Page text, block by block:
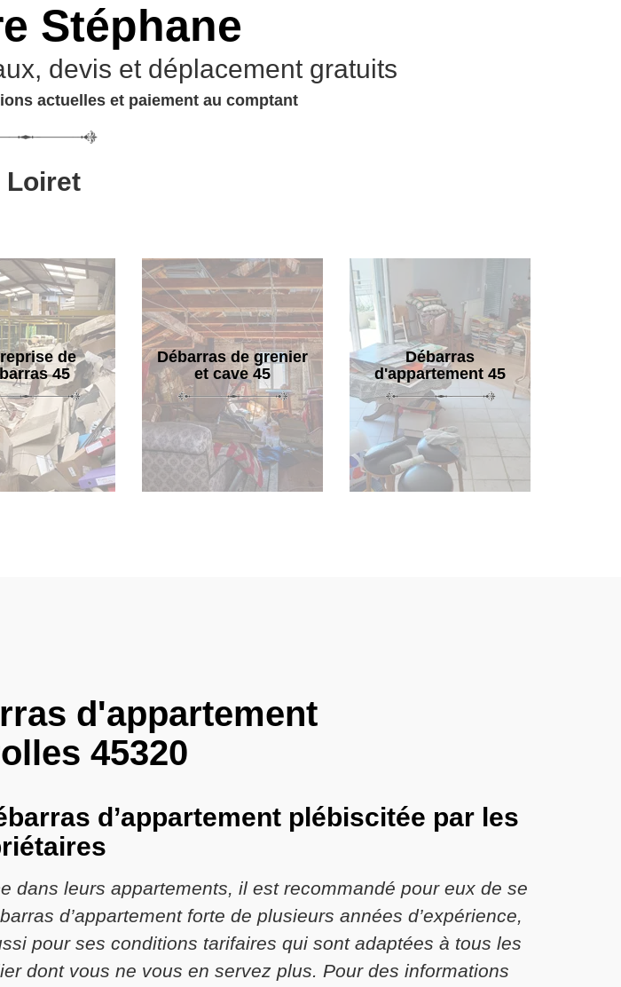
Stéphane
devis et déplacement gratuits
actuelles et paiement au comptant
Loiret
de
45
Débarras de grenier
et cave 45
Débarras
d'appartement 45
d'appartement
45320
d’appartement plébiscitée par les
dans leurs appartements, il est recommandé pour eux de se
d’appartement forte de plusieurs années d’expérience,
pour ses conditions tarifaires qui sont adaptées à tous les
dont vous ne vous en servez plus. Pour des informations